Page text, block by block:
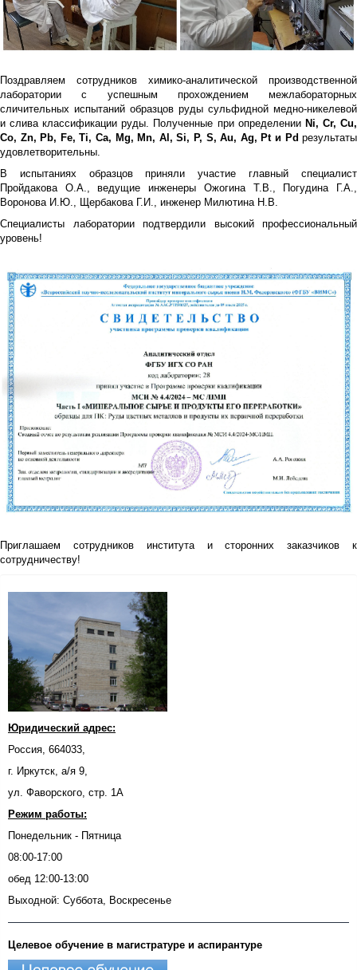
Поздравляем сотрудников химико-аналитической производственной
лаборатории с успешным прохождением межлабораторных
сличительных испытаний образцов руды сульфидной медно-никелевой
и слива классификации руды. Полученные при определении Ni, Cr,Cu,
Co, Zn, Pb, Fe,Ti, Ca, Mg, Mn, Al ,Si, P, S,Au, Ag, Ptи Pd результаты
удовлетворительны.
В испытаниях образцов приняли участие главный специалист
Пройдакова О.А., ведущие инженеры Ожогина Т.В., Погудина Г.А.,
Воронова И.Ю., Щербакова Г.И., инженер Милютина Н.В.
Специалисты лаборатории подтвердили высокий профессиональный
уровень!
Приглашаем сотрудников института и сторонних заказчиков к
сотрудничеству!
Юридический адрес:
Россия, 664033,
г. Иркутск, а/я 9,
ул. Фаворского, стр. 1А
Режим работы:
Понедельник - Пятница
08:00-17:00
обед 12:00-13:00
Выходной: Суббота, Воскресенье
Целевое обучение в магистратуре и аспирантуре